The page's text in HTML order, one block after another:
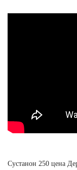
Сустанон 250 цена